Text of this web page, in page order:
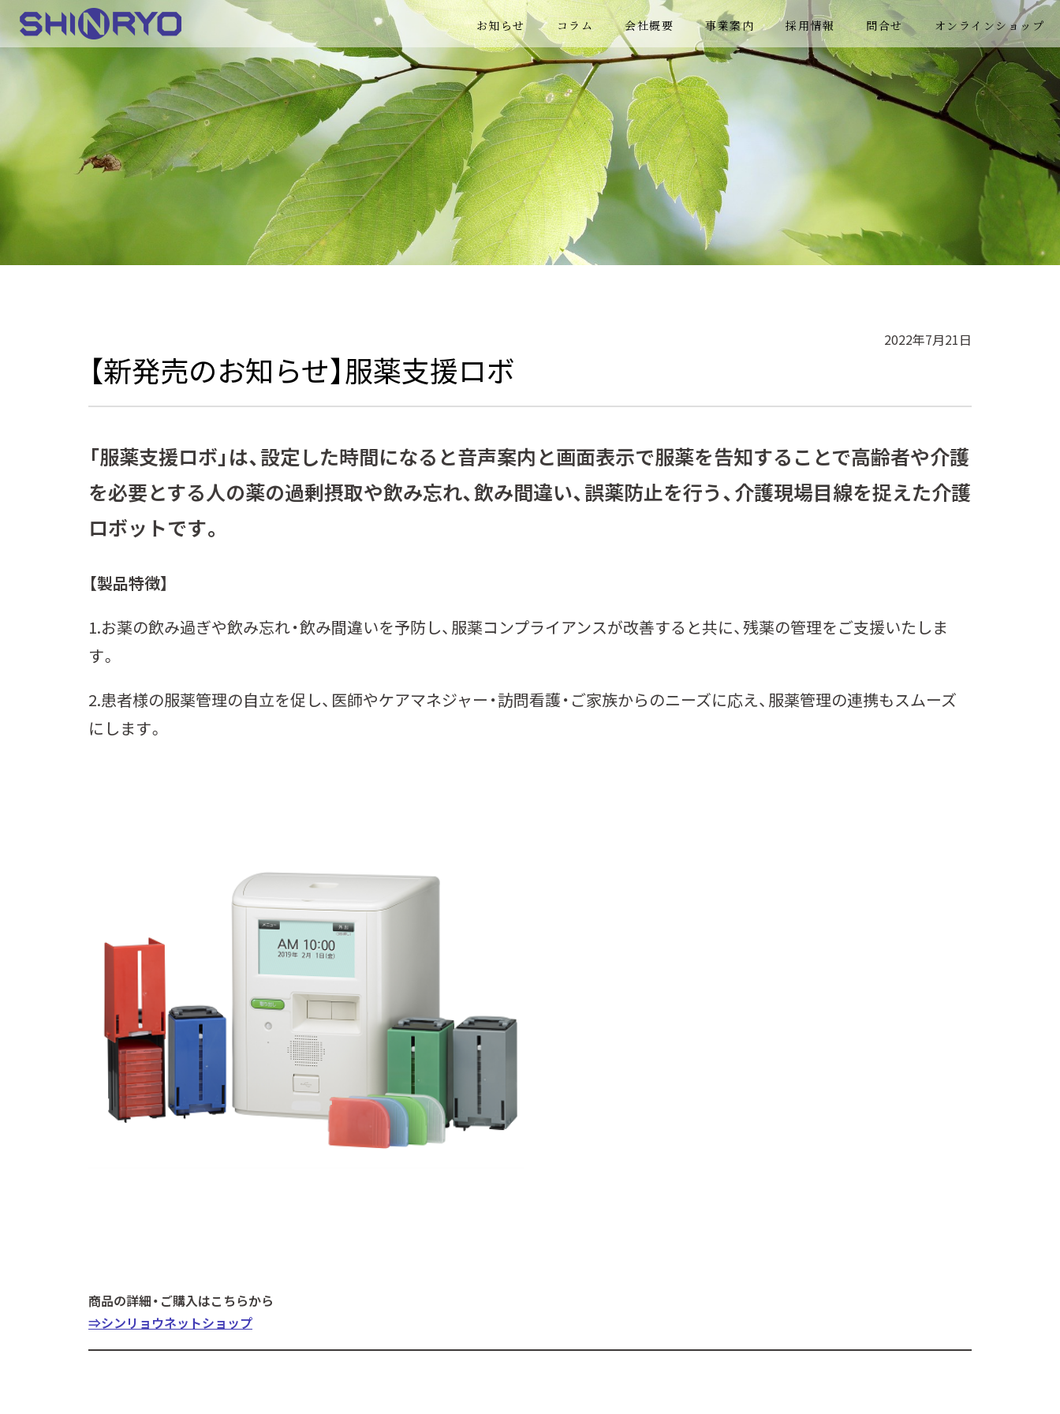
お知らせ コラム 会社概要 事業案内 採用情報 問合せ オンラインショップ
2022年7月21日
【新発売のお知らせ】服薬支援ロボ
「服薬⽀援ロボ」は、設定した時間になると⾳声案内と画⾯表⽰で服薬を告知することで⾼齢者や介護
を必要とする⼈の薬の過剰摂取や飲み忘れ、飲み間違い、誤薬防⽌を⾏う、介護現場⽬線を捉えた介護
ロボットです。
【製品特徴】
1.お薬の飲み過ぎや飲み忘れ・飲み間違いを予防し、服薬コンプライアンスが改善すると共に、残薬の管理をご支援いたしま
す。
2.患者様の服薬管理の自立を促し、医師やケアマネジャー・訪問看護・ご家族からのニーズに応え、服薬管理の連携もスムーズ
にします。
商品の詳細・ご購入はこちらから
⇒シンリョウネットショップ